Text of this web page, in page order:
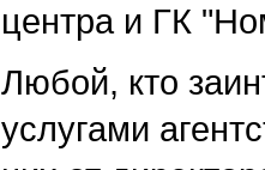
центра и ГК
Любой, кто
услугами